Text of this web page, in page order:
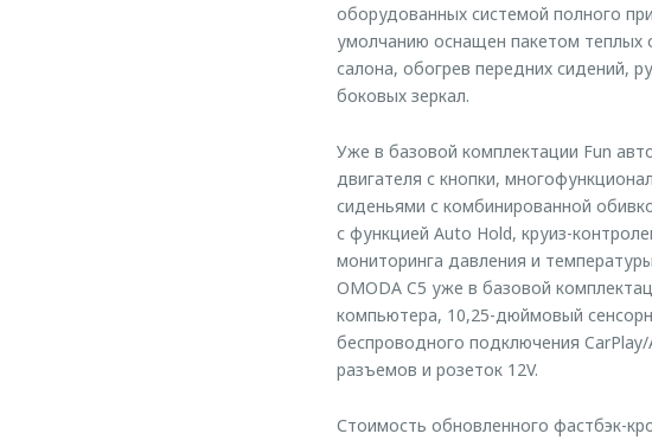
оборудованных системой полного
умолчанию оснащен пакетом теплых
салона, обогрев передних сидений,
боковых зеркал.
Уже в базовой комплектации Fun
двигателя с кнопки,
сиденьями с комбинированной
с функцией Auto Hold, круиз-
мониторинга давления и
OMODA C5 уже в базовой
компьютера, 10,25-дюймовый
беспроводного подключения
разъемов и розеток 12V.
Стоимость обновленного фастбэк-